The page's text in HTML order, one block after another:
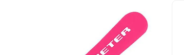
Añadir
a la
lista de